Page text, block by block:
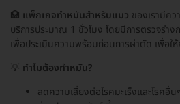
🏥 แพ็กเกจทำหมันสำหรับแมว ของเรามีคว
บริการประมาณ 1 ชั่วโมง โดยมีการตรวจร่าง
เพื่อประเมินความพร้อมก่อนการผ่าตัด เพื่อ
💡 ทำไมต้องทำหมัน?
ลดความเสี่ยงต่อโรคมะเร็งและโรคอื่น